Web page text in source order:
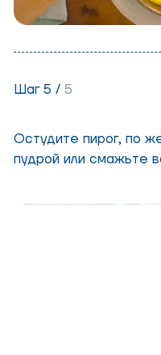
Шаг 5 / 5
Остудите пирог, по
пудрой или смажьте